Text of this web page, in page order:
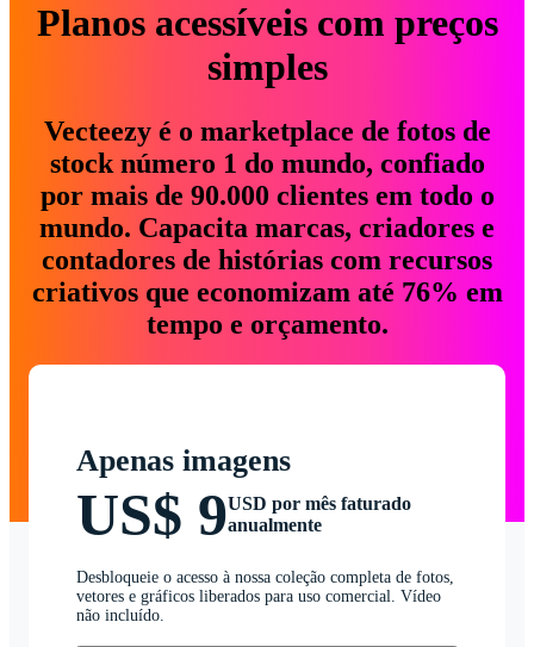
Planos acessíveis com preços
simples
Vecteezy é o marketplace de fotos de
stock número 1 do mundo, confiado
por mais de 90.000 clientes em todo o
mundo. Capacita marcas, criadores e
contadores de histórias com recursos
criativos que economizam até 76% em
tempo e orçamento.
Apenas imagens
US$ 9USD por mês faturado
anualmente
Desbloqueie o acesso à nossa coleção completa de fotos,
vetores e gráficos liberados para uso comercial. Vídeo
não incluído.